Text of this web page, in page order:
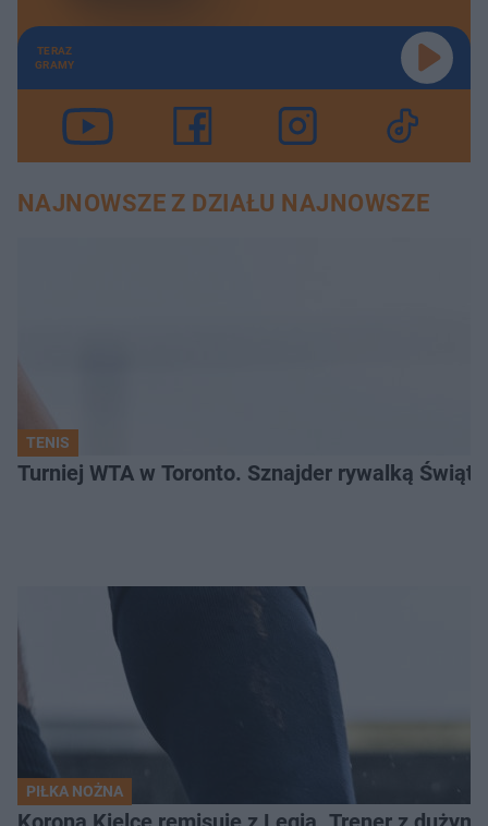
TERAZ
GRAMY
NAJNOWSZE Z DZIAŁU NAJNOWSZE
TENIS
Turniej WTA w Toronto. Sznajder rywalką
PIŁKA NOŻNA